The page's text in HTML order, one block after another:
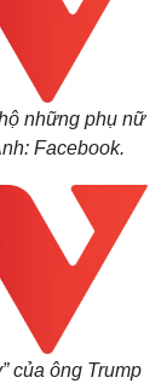
những phụ nữ
Facebook.
của ông Trump